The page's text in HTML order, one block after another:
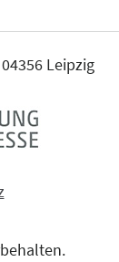
Leipzig